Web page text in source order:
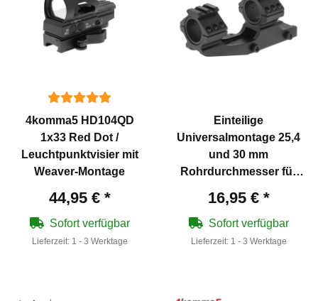
4komma5 HD104QD
1x33 Red Dot /
Leuchtpunktvisier mit
Weaver-Montage
44,95 € *
Sofort verfügbar
Lieferzeit: 1 - 3 Werktage
Einteilige
Universalmontage 25,4
und 30 mm
Rohrdurchmesser für
Schnellverschluss
16,95 € *
Sofort verfügbar
Lieferzeit: 1 - 3 Werktage